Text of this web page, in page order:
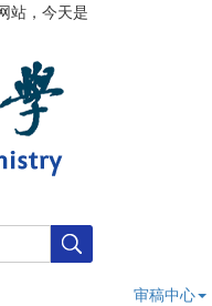
站，今天是
审稿中心